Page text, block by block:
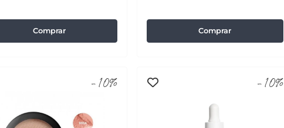
Comprar Comprar
-10% -10%